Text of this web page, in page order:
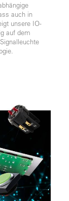
auch in
unsere IO-
auf dem